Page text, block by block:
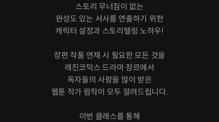
스토리 무너짐이 없는
완성도 있는 서사를 연출하기 위한
캐릭터 설정과 스토리텔링 노하우!
장편 작품 연재 시 필요한 모든 것을
레진코믹스 드라마 장르에서
독자들의 사랑을 많이 받은
웹툰 작가 람작이 모두 알려드립니다.
이번 클래스를 통해